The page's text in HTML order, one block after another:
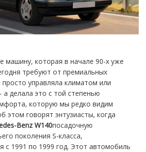
машину, которая в начале 90-х уже
требуют от премиальных
управляла климатом или
а делала это с той степенью
которую мы редко видим
этом говорят энтузиасты, когда
Benz W140посадочную
поколения S-класса,
с 1991 по 1999 год. Этот автомобиль